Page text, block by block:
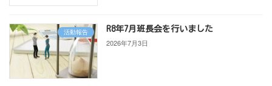
活動報告 R8年7月班長会を行いました
2026年7月3日